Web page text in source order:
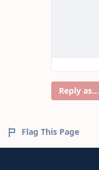
Reply as...
Flag This Page